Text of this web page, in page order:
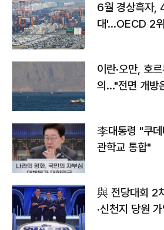
6월 경상흑자,
대'…OECD 2
이란·오만, 호
의…"전면 개방
李대통령 "쿠
관학교 통합"
與 전당대회 2
·신천지 당원